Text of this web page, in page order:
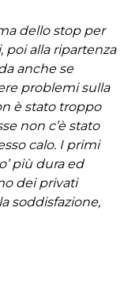
dello stop per
poi alla ripartenza
anche se
problemi sulla
è stato troppo
non c’è stato
calo. I primi
più dura ed
dei privati
soddisfazione,